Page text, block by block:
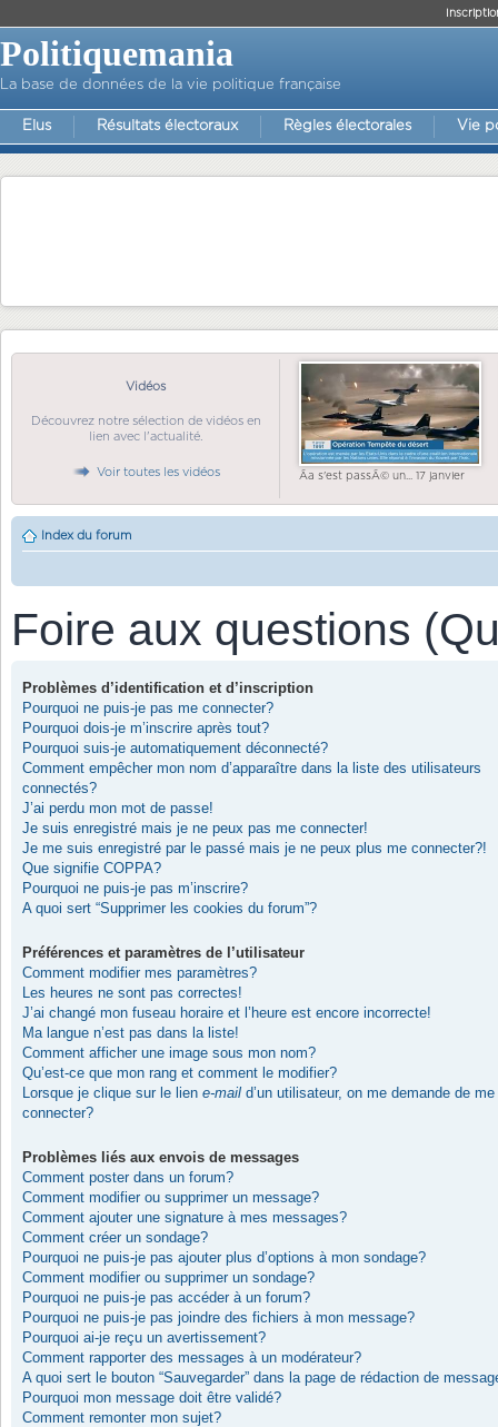
Politiquemania
La base de données de la vie politique française
Elus Résultats électoraux Règles électorales Vie
Vidéos
Découvrez notre sélection de vidéos en
lien avec l'actualité.
Voir toutes les vidéos Ãa s'est passÃ© un... 17 janvier
Index du forum
Foire aux questions
Problèmes d’identification et d’inscription
Pourquoi ne puis-je pas me connecter?
Pourquoi dois-je m’inscrire après tout?
Pourquoi suis-je automatiquement déconnecté?
Comment empêcher mon nom d’apparaître dans la liste des utilisateurs
connectés?
J’ai perdu mon mot de passe!
Je suis enregistré mais je ne peux pas me connecter!
Je me suis enregistré par le passé mais je ne peux plus me connecter?!
Que signifie COPPA?
Pourquoi ne puis-je pas m’inscrire?
A quoi sert “Supprimer les cookies du forum”?
Préférences et paramètres de l’utilisateur
Comment modifier mes paramètres?
Les heures ne sont pas correctes!
J’ai changé mon fuseau horaire et l’heure est encore incorrecte!
Ma langue n’est pas dans la liste!
Comment afficher une image sous mon nom?
Qu’est-ce que mon rang et comment le modifier?
Lorsque je clique sur le lien e-mail d’un utilisateur, on me demande de me
connecter?
Problèmes liés aux envois de messages
Comment poster dans un forum?
Comment modifier ou supprimer un message?
Comment ajouter une signature à mes messages?
Comment créer un sondage?
Pourquoi ne puis-je pas ajouter plus d’options à mon sondage?
Comment modifier ou supprimer un sondage?
Pourquoi ne puis-je pas accéder à un forum?
Pourquoi ne puis-je pas joindre des fichiers à mon message?
Pourquoi ai-je reçu un avertissement?
Comment rapporter des messages à un modérateur?
A quoi sert le bouton “Sauvegarder” dans la page de rédaction de
Pourquoi mon message doit être validé?
Comment remonter mon sujet?